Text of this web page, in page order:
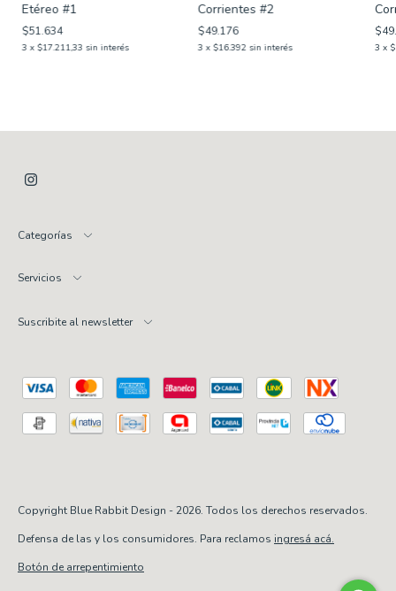
Etéreo #1
$51.634
3 x $17.211,33 sin interés
Corrientes #2
$49.176
3 x$16.392 sin interés 3 x
Categorías
Servicios
Suscribite al newsletter
Copyright Blue Rabbit Design - 2026. Todos los derechos reservados.
Defensa de las y los consumidores. Para reclamos ingresá acá.
Botón de arrepentimiento